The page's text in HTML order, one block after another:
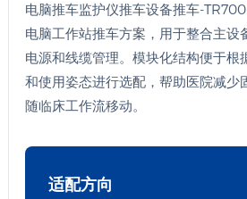
电脑推车监护仪推车设备推车-
电脑工作站推车方案，用于整合主设
电源和线缆管理。模块化结构便于根
和使用姿态进行选配，帮助医院减少
随临床工作流移动。
适配方向